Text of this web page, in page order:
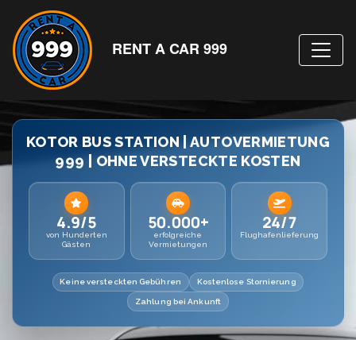
RENT A CAR 999
KOTOR BUS STATION | AUTOVERMIETUNG
999 | OHNE VERSTECKTE KOSTEN
4.9/5
von Hunderten
Gästen
50.000+
erfolgreiche
Vermietungen
24/7
Flughafenlieferung
Keine versteckten Gebühren Kostenlose Stornierung
Zahlung bei Ankunft